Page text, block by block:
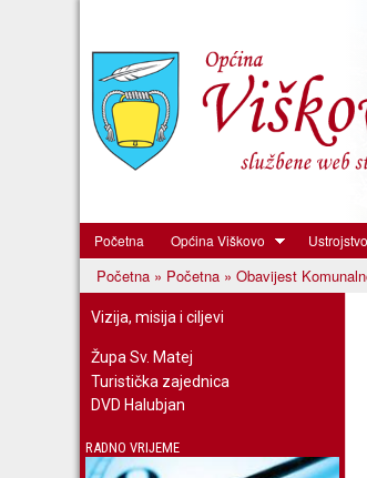
Općina
Viškovo
Početna Općina Viškovo
Vi ste ovdje
Početna » Početna » Obavijest
Vizija, misija i ciljevi
Župa Sv. Matej
Turistička zajednica
DVD Halubjan
RADNO VRIJEME